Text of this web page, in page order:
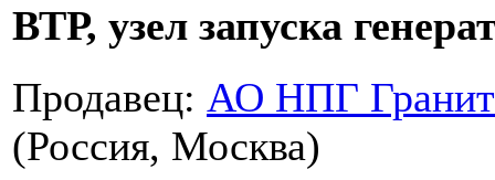
ВТР, узел запуска
Продавец: АО НПГ
(Россия, Москва)